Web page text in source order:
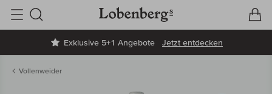
Exklusive 5+1 Angebote Jetzt entdecken
Suche
Vollenweider